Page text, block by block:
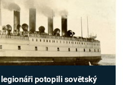
legionáři potopili sovětský